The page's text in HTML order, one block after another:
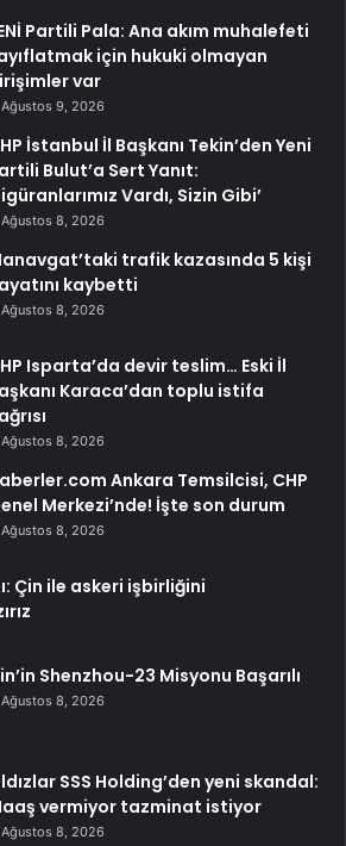
Partili Pala: Ana akım muhalefeti
için hukuki olmayan
var
Ağustos 9, 2026
İstanbul İl Başkanı Tekin’den Yeni
Bulut’a Sert Yanıt:
Vardı, Sizin Gibi’
Ağustos 8, 2026
trafik kazasında 5 kişi
kaybetti
Ağustos 8, 2026
Isparta’da devir teslim… Eski İl
Karaca’dan toplu istifa
Ağustos 8, 2026
Ankara Temsilcisi, CHP
Merkezi’nde! İşte son durum
Ağustos 8, 2026
Çin ile askeri işbirliğini
Shenzhou-23 Misyonu Başarılı
Ağustos 8, 2026
SSS Holding’den yeni skandal:
vermiyor tazminat istiyor
Ağustos 8, 2026